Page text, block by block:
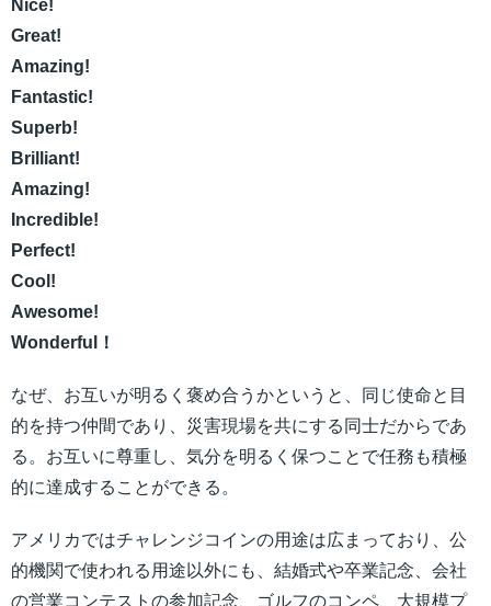
Nice!
Great!
Amazing!
Fantastic!
Superb!
Brilliant!
Amazing!
Incredible!
Perfect!
Cool!
Awesome!
Wonderful！
なぜ、お互いが明るく褒め合うかというと、同じ使命と目
的を持つ仲間であり、災害現場を共にする同士だからであ
る。お互いに尊重し、気分を明るく保つことで任務も積極
的に達成することができる。
アメリカではチャレンジコインの用途は広まっており、公
的機関で使われる用途以外にも、結婚式や卒業記念、会社
の営業コンテストの参加記念、ゴルフのコンペ、大規模プ